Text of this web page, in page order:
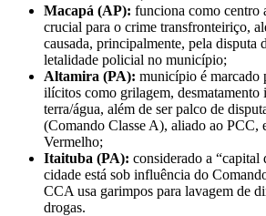
Macapá (AP): funciona como centro
crucial para o crime transfronteiriço,
causada, principalmente, pela disputa
letalidade policial no município;
Altamira (PA): município é marcado
ilícitos como grilagem,
terra/água, além de ser palco de
(Comando Classe A), aliado ao PCC,
Vermelho;
Itaituba (PA): considerado a “capital
cidade está sob influência do
CCA usa garimpos para lavagem de
drogas.